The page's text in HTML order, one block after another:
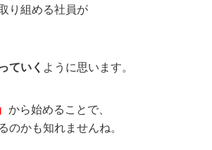
り組める社員が
ていく ように思います。
から始めることで、
のかも知れませんね。